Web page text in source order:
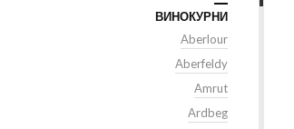
ВИНОКУРНИ
Aberlour
Aberfeldy
Amrut
Ardbeg